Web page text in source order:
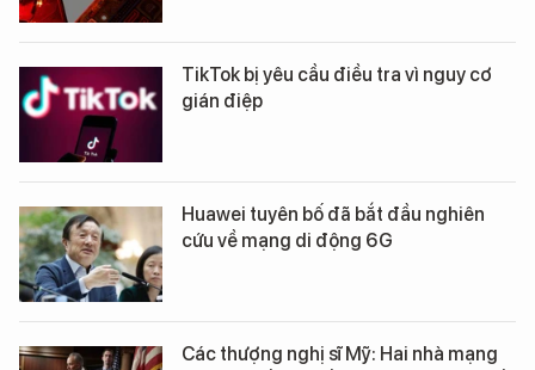
TikTok bị yêu cầu điều tra vì nguy cơ
gián điệp
Huawei tuyên bố đã bắt đầu nghiên
cứu về mạng di động 6G
Các thượng nghị sĩ Mỹ: Hai nhà mạng